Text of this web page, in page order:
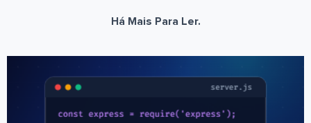
Há Mais Para Ler.